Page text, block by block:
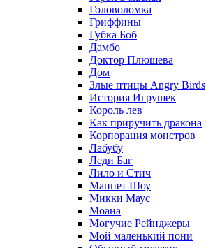
Головоломка
Гриффины
Губка Боб
Дамбо
Доктор Плюшева
Дом
Злые птицы Angry Birds
История Игрушек
Король лев
Как приручить дракона
Корпорация монстров
Лабубу
Леди Баг
Лило и Стич
Маппет Шоу
Микки Маус
Моана
Могучие Рейнджеры
Мой маленький пони